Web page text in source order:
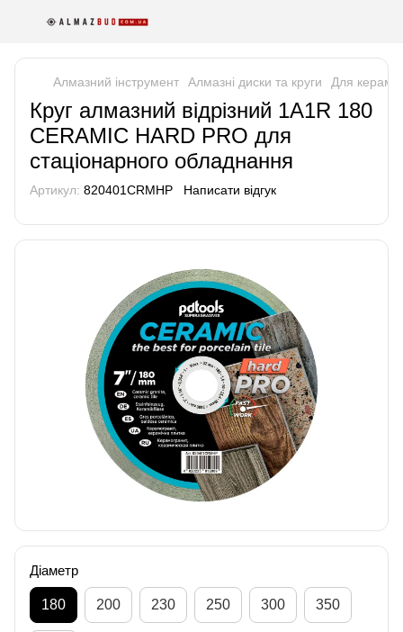
Алмазний інструмент Алмазні диски та круги Для
Круг алмазний вiдрiзний 1A1R 180
CERAMIC HARD PRO для
стаціонарного обладнання
Артикул: 820401CRMHP Написати відгук
Діаметр
180 200 230 250 300 350